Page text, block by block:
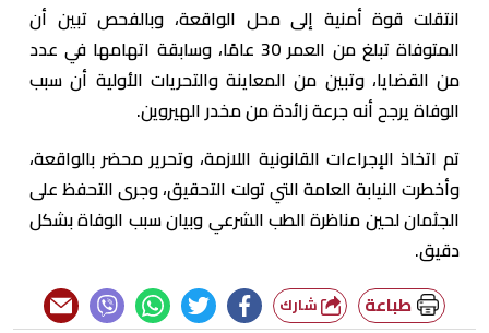
انتقلت قوة أمنية إلى محل الواقعة، وبالفحص تبين أن
المتوفاة تبلغ من العمر 30 عامًا، وسابقة اتهامها في عدد
من القضايا، وتبين من المعاينة والتحريات الأولية أن سبب
الوفاة يرجح أنه جرعة زائدة من مخدر الهيروين.
تم اتخاذ الإجراءات القانونية اللازمة، وتحرير محضر بالواقعة،
وأخطرت النيابة العامة التي تولت التحقيق، وجرى التحفظ على
الجثمان لحين مناظرة الطب الشرعي وبيان سبب الوفاة بشكل
دقيق.
طباعة